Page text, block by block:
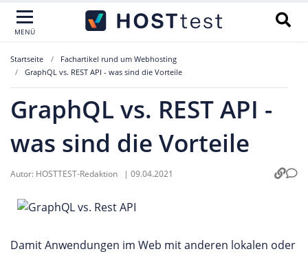
MENÜ
Startseite
Fachartikel rund um Webhosting
GraphQL vs. REST API - was sind die Vorteile
GraphQL vs. REST API -
was sind die Vorteile
Autor: HOSTTEST-Redaktion | 09.04.2021
Damit Anwendungen im Web mit anderen lokalen oder